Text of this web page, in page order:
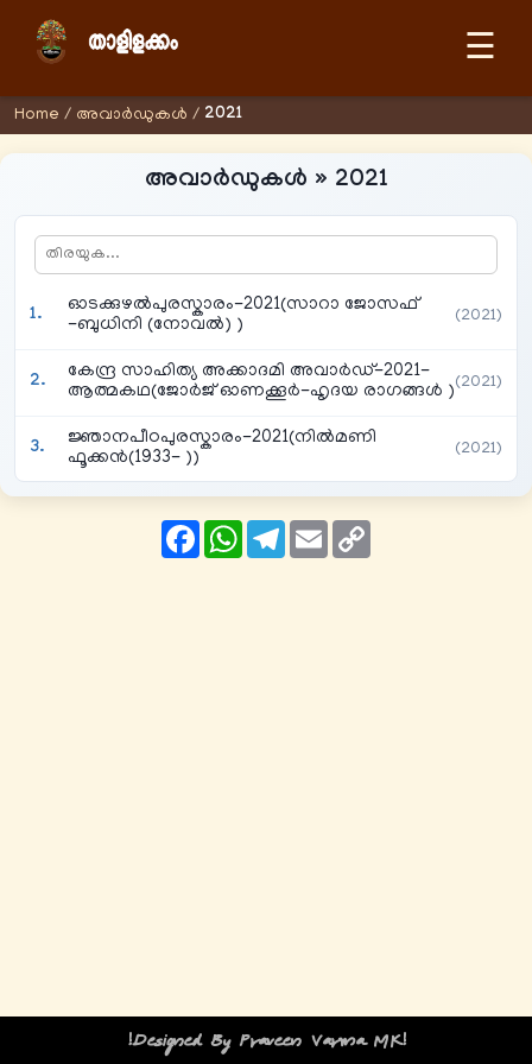
☰
Home / അവാര്‍ഡുകള്‍ / 2021
അവാര്‍ഡുകള്‍ » 2021
ഓടക്കുഴൽപുരസ്കാരം-2021(സാറാ ജോസഫ്
-ബുധിനി (നോവൽ) )
(2021)
കേന്ദ്ര സാഹിത്യ അക്കാദമി അവാർഡ്-2021-
ആത്മകഥ(ജോര്‍ജ് ഓണക്കൂര്‍-ഹൃദയ രാഗങ്ങള്‍ )(2021)
ജ്ഞാനപീഠപുരസ്കാരം-2021(നിൽമണി
ഫൂക്കൻ(1933- ))
(2021)
FacebookWhatsAppTelegram
Email
!Designed By Praveen Varma MK!